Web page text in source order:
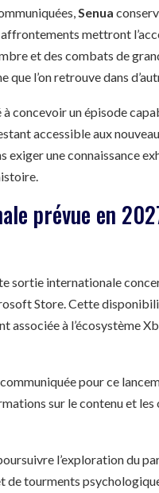
Senua
mettront
et des combats de
l’on retrouve dans
concevoir un épisode
accessible aux
exiger une connaissance
prévue en
sortie internationale
Store. Cette
associée à l’écosystème
pour ce
sur le contenu et
l’exploration du
tourments